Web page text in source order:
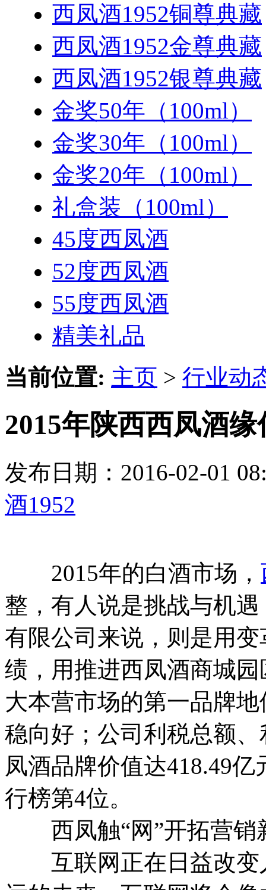
西凤酒1952铜尊典藏
西凤酒1952金尊典藏
西凤酒1952银尊典藏
金奖50年（100ml）
金奖30年（100ml）
金奖20年（100ml）
礼盒装（100ml）
45度西凤酒
52度西凤酒
55度西凤酒
精美礼品
当前位置: 主页 > 行业动
2015年陕西西凤酒
发布日期：2016-02-01
酒1952
2015年的白酒市场，
整，有人说是挑战与机
有限公司来说，则是用
绩，用推进西凤酒商城
大本营市场的第一品牌
稳向好；公司利税总额
凤酒品牌价值达418.49
行榜第4位。
西凤触“网”开拓营销
互联网正在日益改变